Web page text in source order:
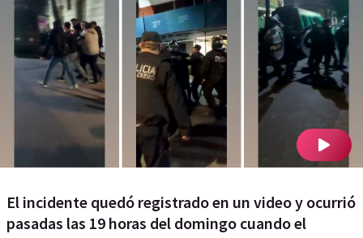
El incidente quedó registrado en un video y ocurrió
pasadas las 19 horas del domingo cuando el